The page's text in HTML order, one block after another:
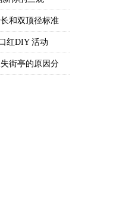
和双顶径标准
红DIY 活动
街亭的原因分